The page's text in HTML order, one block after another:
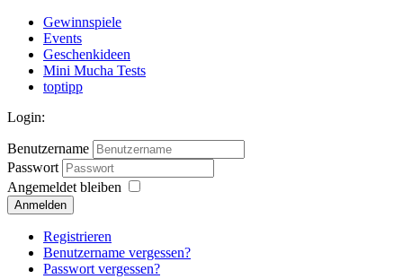
Gewinnspiele
Events
Geschenkideen
Mini Mucha Tests
toptipp
Login:
Benutzername
Passwort
Angemeldet bleiben
Anmelden
Registrieren
Benutzername vergessen?
Passwort vergessen?